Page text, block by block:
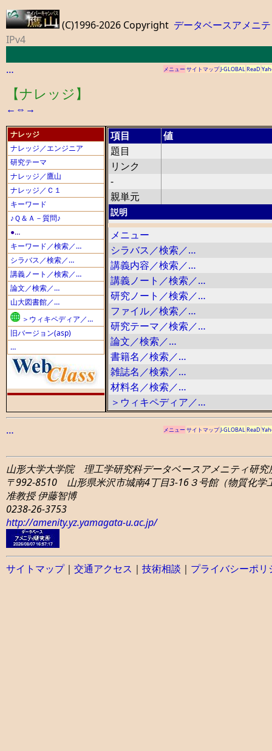
(C)1996-2026 Copyright データベースアメニ
IPv4
… メニューサイトマップJ-GLOBALReaD
【ナレッジ】
← ⇔ →
ナレッジ
ナレッジ／エンジニア
研究テーマ
ナレッジ／鷹山
ナレッジ／Ｃ１
キーワード
♪Ｑ＆Ａ－質問♪
●…
キーワード／検索／…
シラバス／検索／…
講義ノート／検索／…
論文／検索／…
山大図書館／…
＞ウィキペディア／…
旧バージョン(asp)
…
項目
値
題目
リンク
-
親単元
説明
メニュー
シラバス／検索／…
講義内容／検索／…
講義ノート／検索／…
研究ノート／検索／…
ファイル／検索／…
研究テーマ／検索／…
論文／検索／…
書籍名／検索／…
雑誌名／検索／…
材料名／検索／…
＞ウィキペディア／…
… メニューサイトマップJ-GLOBALReaD
山形大学大学院 理工学研究科データベースアメニティ研究
〒992-8510 山形県米沢市城南4丁目3-16３号館（物質化学
准教授 伊藤智博
0238-26-3753
http://amenity.yz.yamagata-u.ac.jp/
サイトマップ｜ 交通アクセス ｜ 技術相談 ｜ プライバシーポリ